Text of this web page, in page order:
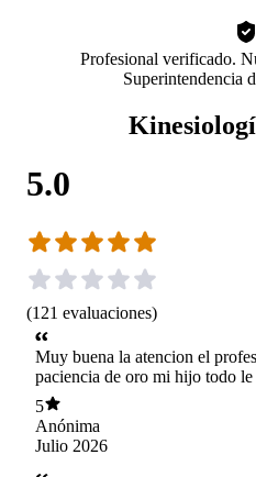
Profesional verificado.
Superintendencia
5.0
(121 evaluaciones)
Muy buena la atencion el
paciencia de oro mi hijo todo le
con la ambilidad que siempre le
Siempre le dio confia a mi hijo y lo mas
importante que se recupero de
recomiendo al 100%
5
Anónima
Julio 2026